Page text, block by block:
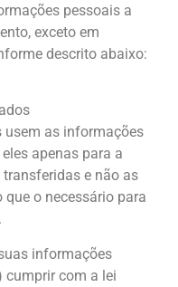
pessoais a
exceto em
descrito abaixo:
usem as informações
apenas para a
e não as
o necessário para
informações
cumprir com a lei